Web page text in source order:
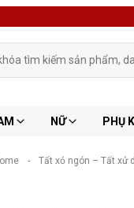
NỮ PHỤ
- Tất xỏ ngón – Tất xử